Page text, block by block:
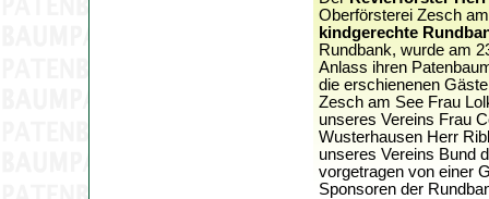
Oberförsterei Zesch
kindgerechte
Rundbank, wurde am
Anlass ihren
die erschienenen
Zesch am See Frau
unseres Vereins Frau
Wusterhausen Herr
unseres Vereins Bund
vorgetragen von einer
Sponsoren der